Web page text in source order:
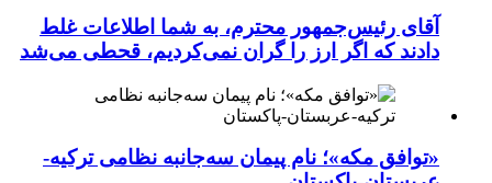
آقای رئیس‌جمهور محترم، به شما اطلاعات غلط
دادند که اگر ارز را گران نمی‌کردیم، قحطی می‌شد
«توافق مکه»؛ نام پیمان سه‌جانبه نظامی ترکیه-